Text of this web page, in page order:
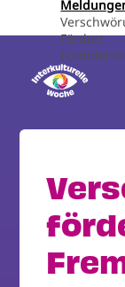
Fördert